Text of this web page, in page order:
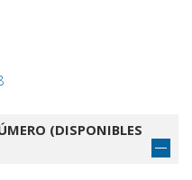
(DISPONIBLES